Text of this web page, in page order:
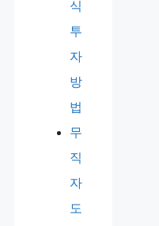
식
투
자
방
법
무
직
자
도